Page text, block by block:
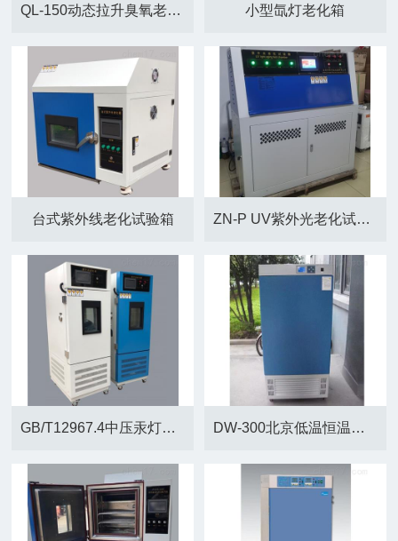
QL-150动态拉升臭氧老化试验箱 小型氙灯老化箱
台式紫外线老化试验箱 ZN-P UV紫外光老化试验箱
GB/T12967.4中压汞灯紫外线试验箱 DW-300北京低温恒温试验箱